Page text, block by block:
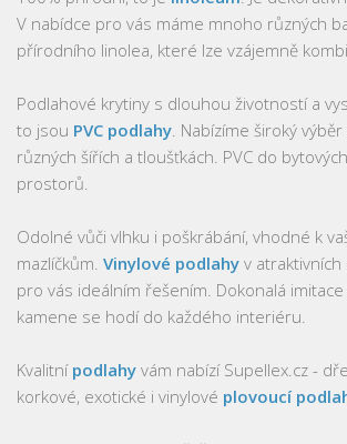
V nabídce pro vás máme mnoho různých
přírodního linolea, které lze vzájemně
Podlahové krytiny s dlouhou životností a
to jsou PVC podlahy . Nabízíme široký
různých šířích a tloušťkách. PVC do
prostorů.
Odolné vůči vlhku i poškrábání, vhodné k
mazlíčkům. Vinylové podlahy v
pro vás ideálním řešením. Dokonalá
kamene se hodí do každého interiéru.
Kvalitní podlahy vám nabízí Supellex.cz -
korkové, exotické i vinylové plovoucí